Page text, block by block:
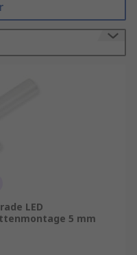
sie einfach zu
von LED-
Ort
sind aus
Licht in
vertikaler
LED
5 mm